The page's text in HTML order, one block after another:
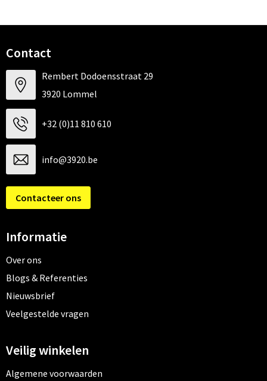
Contact
Rembert Dodoensstraat 29
3920 Lommel
+32 (0)11 810 610
info@3920.be
Contacteer ons
Informatie
Over ons
Blogs & Referenties
Nieuwsbrief
Veelgestelde vragen
Veilig winkelen
Algemene voorwaarden